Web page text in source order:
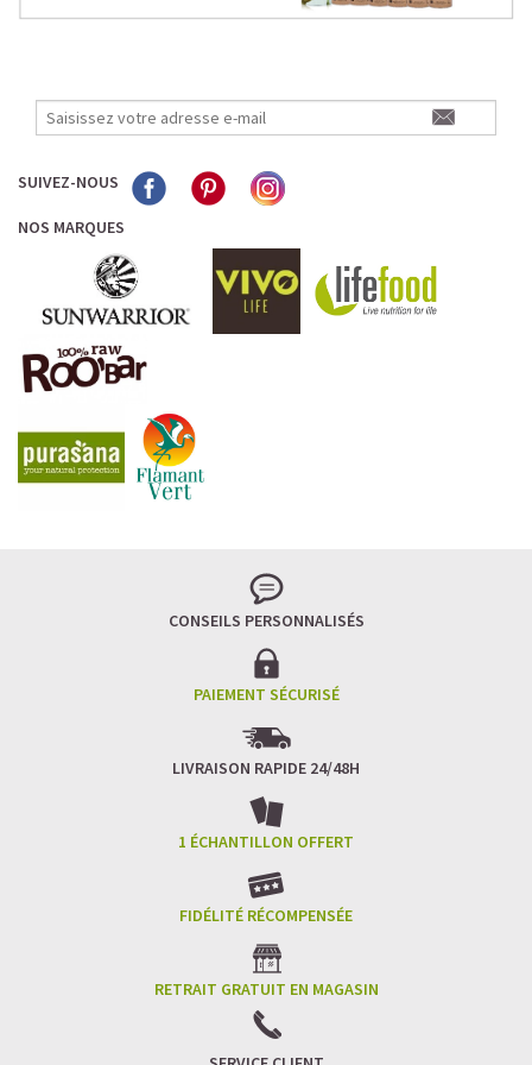
L’ALLIANCE PARFAITE ENTRE PLAISIR ET
PERFORMANCE
Quand le chocolat rencontre le café…
Cacao pur, café expresso et lait végétal fusionnent dans
une boisson veloutée et énergisante.
Une vraie caresse chocolatée, riche en protéines, léger
pour ne jamais peser.
journées avec goût et équilibre.
Mocha Glacé Protéiné
SUIVEZ-NOUS
NOS MARQUES
CONSEILS PERSONNALISÉS
PAIEMENT SÉCURISÉ
LIVRAISON RAPIDE 24/48H
1 ÉCHANTILLON OFFERT
FIDÉLITÉ RÉCOMPENSÉE
RETRAIT GRATUIT EN MAGASIN